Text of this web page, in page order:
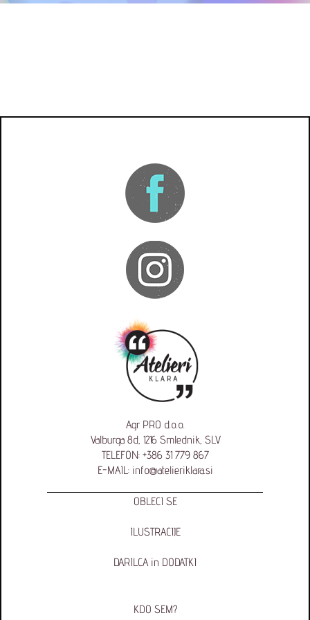
Agr PRO d.o.o.
Valburga 8d, 1216 Smlednik, SLV
TELEFON: +386 31 779 867
E-MAIL: info@atelieriklara.si
OBLECI SE
ILUSTRACIJE
DARILCA in DODATKI
KDO SEM?